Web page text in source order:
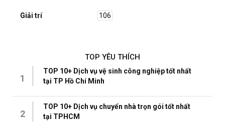
Giải trí 106
TOP YÊU THÍCH
1
TOP 10+ Dịch vụ vệ sinh công nghiệp tốt nhất
tại TP Hồ Chí Minh
2
TOP 10+ Dịch vụ chuyển nhà trọn gói tốt nhất
tại TPHCM